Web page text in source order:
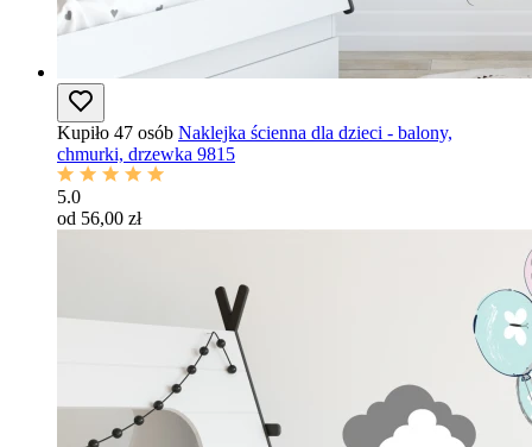
Kupiło 47 osób Naklejka ścienna dla dzieci - balony,
chmurki, drzewka 9815
5.0
od 56,00 zł